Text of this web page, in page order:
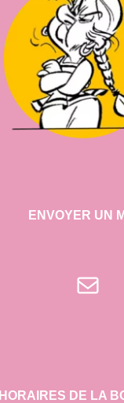
ENVOYER UN
E-mail
HORAIRES DE LA